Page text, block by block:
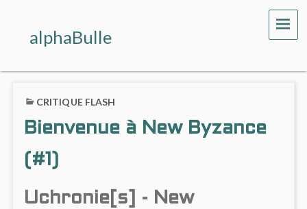
alphaBulle
CRITIQUE FLASH
Bienvenue à New Byzance
(#1)
Uchronie[s] - New